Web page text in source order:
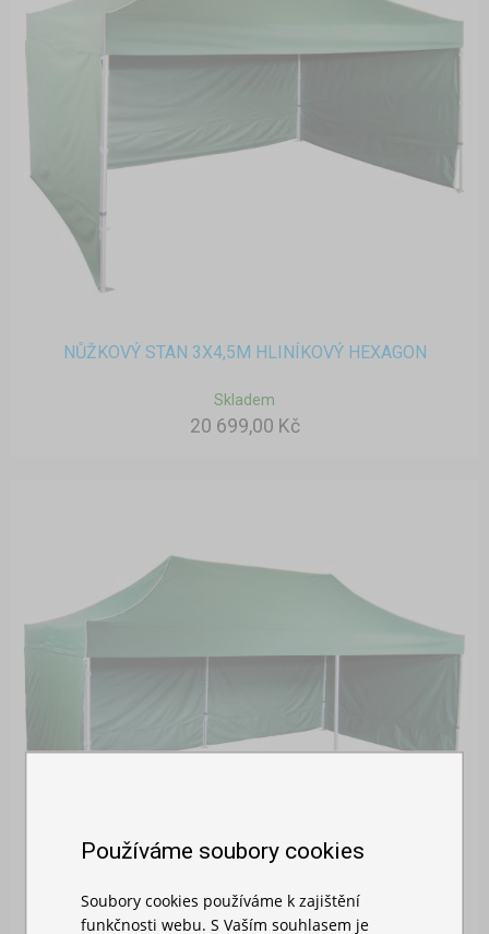
NŮŽKOVÝ STAN 3X4,5M HLINÍKOVÝ HEXAGON
Skladem
20 699,00 Kč
Používáme soubory cookies
Soubory cookies používáme k zajištění
funkčnosti webu. S Vaším souhlasem je